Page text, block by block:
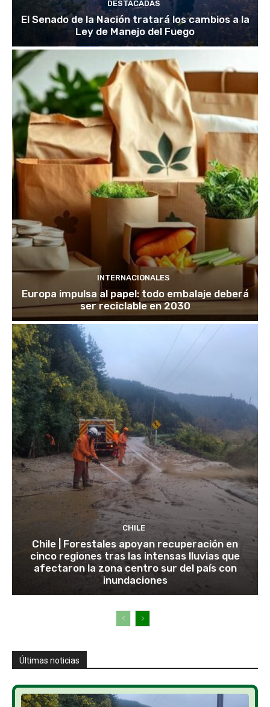
DESTACADAS
El Senado de la Nación tratará los cambios a la
Ley de Manejo del Fuego
INTERNACIONALES
Europa impulsa al papel: todo embalaje deberá
ser reciclable en 2030
CHILE
Chile | Forestales apoyan recuperación en
cinco regiones tras las intensas lluvias que
afectaron la zona centro sur del país con
inundaciones
Últimas noticias